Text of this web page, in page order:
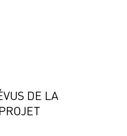
DE LA